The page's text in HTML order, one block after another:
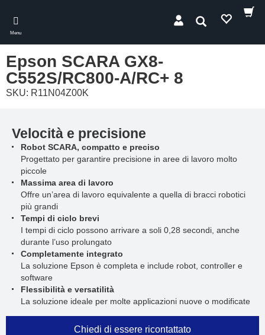
main
content
Menu
Cerca
Epson SCARA GX8-
C552S/RC800-A/RC+ 8
SKU: R11N04Z00K
Velocità e precisione
Robot SCARA, compatto e preciso
Progettato per garantire precisione in aree di lavoro molto
piccole
Massima area di lavoro
Offre un’area di lavoro equivalente a quella di bracci robotici
più grandi
Tempi di ciclo brevi
I tempi di ciclo possono arrivare a soli 0,28 secondi, anche
durante l’uso prolungato
Completamente integrato
La soluzione Epson è completa e include robot, controller e
software
Flessibilità e versatilità
La soluzione ideale per molte applicazioni nuove o modificate
Chiedi di essere ricontattato